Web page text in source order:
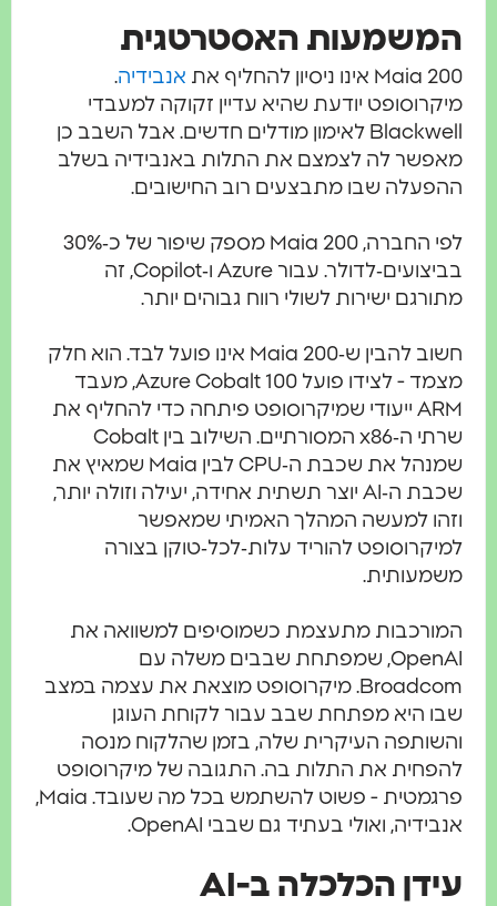
המשמעות האסטרטגית
Maia 200 אינו ניסיון להחליף את אנבידיה.
מיקרוסופט יודעת שהיא עדיין זקוקה למעבדי
Blackwell לאימון מודלים חדשים. אבל השבב כן
מאפשר לה לצמצם את התלות באנבידיה בשלב
ההפעלה שבו מתבצעים רוב החישובים.
לפי החברה, Maia 200 מספק שיפור של כ‑30%
בביצועים‑לדולר. עבור Azure ו‑Copilot, זה
מתורגם ישירות לשולי רווח גבוהים יותר.
חשוב להבין ש‑Maia 200 אינו פועל לבד. הוא חלק
מצמד - לצידו פועל Azure Cobalt 100, מעבד
ARM ייעודי שמיקרוסופט פיתחה כדי להחליף את
שרתי ה‑x86 המסורתיים. השילוב בין Cobalt
שמנהל את שכבת ה‑CPU לבין Maia שמאיץ את
שכבת ה‑AI יוצר תשתית אחידה, יעילה וזולה יותר,
וזהו למעשה המהלך האמיתי שמאפשר
למיקרוסופט להוריד עלות‑לכל‑טוקן בצורה
משמעותית.
המורכבות מתעצמת כשמוסיפים למשוואה את
OpenAI, שמפתחת שבבים משלה עם
Broadcom. מיקרוסופט מוצאת את עצמה במצב
שבו היא מפתחת שבב עבור לקוחת העוגן
והשותפה העיקרית שלה, בזמן שהלקוח מנסה
להפחית את התלות בה. התגובה של מיקרוסופט
פרגמטית - פשוט להשתמש בכל מה שעובד. Maia,
אנבידיה, ואולי בעתיד גם שבבי OpenAI.
עידן הכלכלה ב-AI